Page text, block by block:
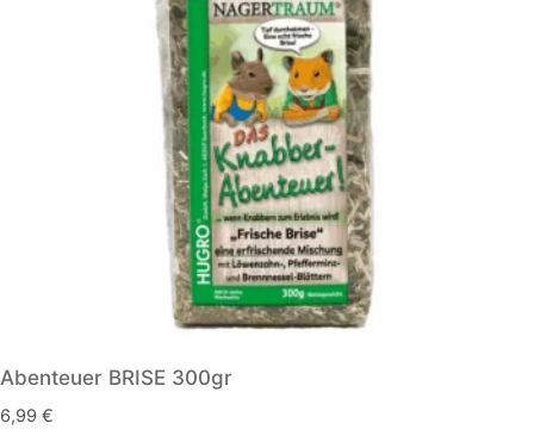
Abenteuer BRISE 300gr
6,99 €